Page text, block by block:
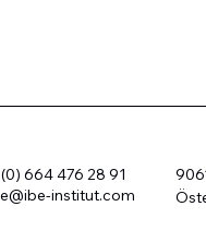
664 476 28 91
institut.com